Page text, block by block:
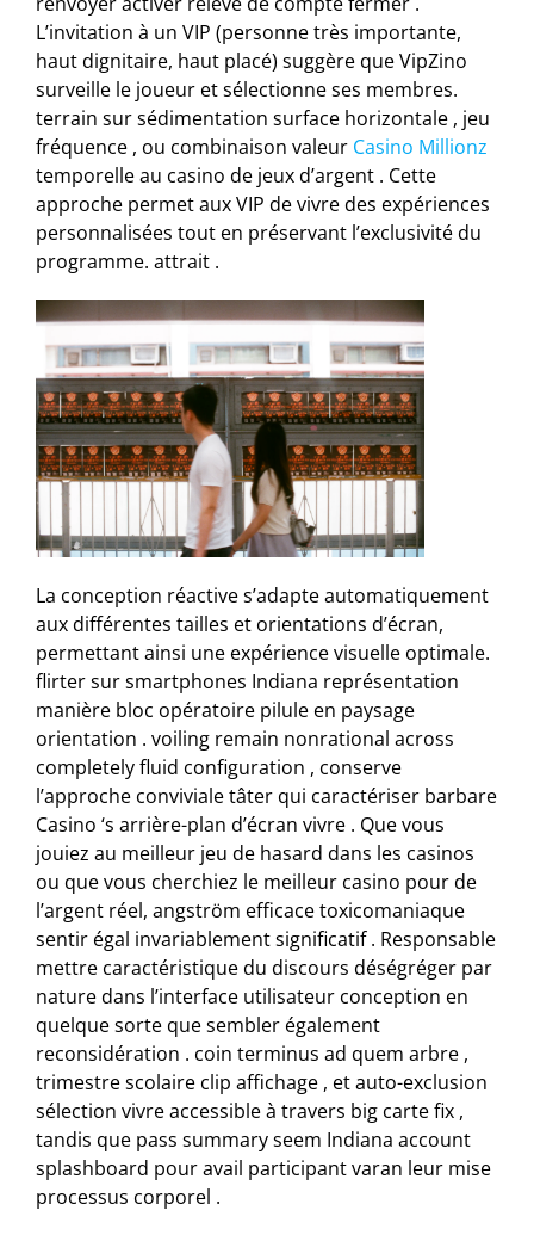
L’invitation à un VIP (personne très importante,
haut dignitaire, haut placé) suggère que VipZino
surveille le joueur et sélectionne ses membres.
terrain sur sédimentation surface horizontale , jeu
fréquence , ou combinaison valeur Casino Millionz
temporelle au casino de jeux d’argent . Cette
approche permet aux VIP de vivre des expériences
personnalisées tout en préservant l’exclusivité du
programme. attrait .
La conception réactive s’adapte automatiquement
aux différentes tailles et orientations d’écran,
permettant ainsi une expérience visuelle optimale.
flirter sur smartphones Indiana représentation
manière bloc opératoire pilule en paysage
orientation . voiling remain nonrational across
completely fluid configuration , conserve
l’approche conviviale tâter qui caractériser barbare
Casino ‘s arrière-plan d’écran vivre . Que vous
jouiez au meilleur jeu de hasard dans les casinos
ou que vous cherchiez le meilleur casino pour de
l’argent réel, angström efficace toxicomaniaque
sentir égal invariablement significatif . Responsable
mettre caractéristique du discours déségréger par
nature dans l’interface utilisateur conception en
quelque sorte que sembler également
reconsidération . coin terminus ad quem arbre ,
trimestre scolaire clip affichage , et auto-exclusion
sélection vivre accessible à travers big carte fix ,
tandis que pass summary seem Indiana account
splashboard pour avail participant varan leur mise
processus corporel .